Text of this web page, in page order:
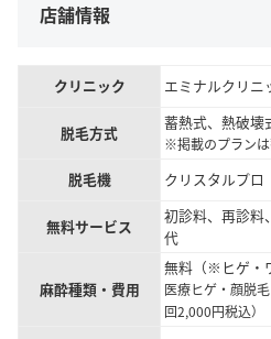
店舗情報
クリニック エミナルクリニ
脱毛方式
蓄熱式、熱破壊
※掲載のプランは
脱毛機 クリスタルプロ
無料サービス
初診料、再診料
代
麻酔種類・費用
無料（※ヒゲ・
医療ヒゲ・顔脱
回2,000円税込）